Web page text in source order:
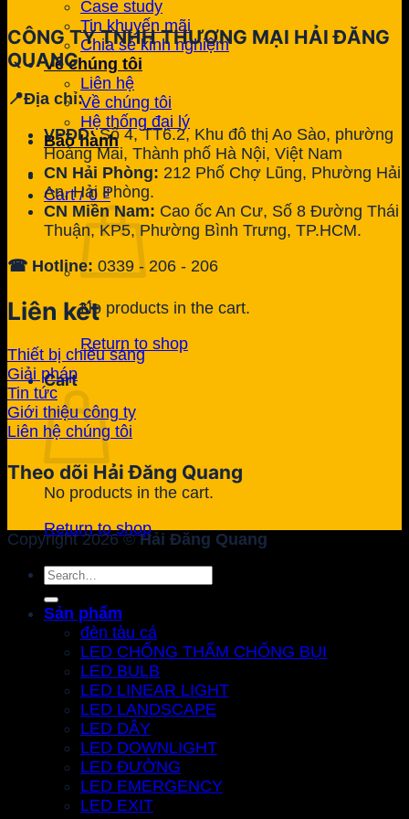
Case study
Tin khuyến mãi
Chia sẻ kinh nghiệm
Về chúng tôi
Liên hệ
Về chúng tôi
Hệ thống đại lý
Bảo hành
Cart /0 ₫
No products in the cart.
Return to shop
Cart
No products in the cart.
Return to shop
CÔNG TY TNHH THƯƠNG MẠI HẢI ĐĂNG
QUANG
📍Địa chỉ:
VPĐD:Số 4, TT6.2, Khu đô thị Ao Sào, phường
Hoàng Mai, Thành phố Hà Nội, Việt Nam
CN Hải Phòng: 212 Phố Chợ Lũng, Phường Hải
An, Hải Phòng.
CN Miền Nam: Cao ốc An Cư, Số 8 Đường Thái
Thuận, KP5, Phường Bình Trưng, TP.HCM.
☎ Hotline: 0339 - 206 - 206
Liên kết
Thiết bị chiếu sáng
Giải pháp
Tin tức
Giới thiệu công ty
Liên hệ chúng tôi
Theo dõi Hải Đăng Quang
Copyright 2026 ©Hải Đăng Quang
Search
for:
Sản phẩm
đèn tàu cá
LED CHỐNG THẤM CHỐNG BỤI
LED BULB
LED LINEAR LIGHT
LED LANDSCAPE
LED DÂY
LED DOWNLIGHT
LED ĐƯỜNG
LED EMERGENCY
LED EXIT